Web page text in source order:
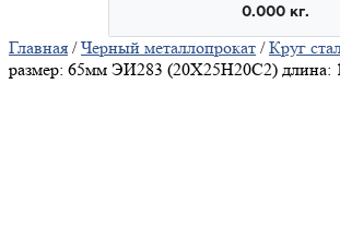
Главная /Черный металлопрокат /Круг
размер: 65мм ЭИ283 (20Х25Н20С2) длина: